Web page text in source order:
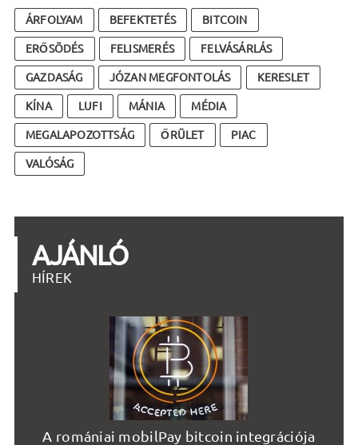
ÁRFOLYAM BEFEKTETÉS BITCOIN
ERŐSÖDÉS FELISMERÉS FELVÁSÁRLÁS
GAZDASÁG JÓZAN MEGFONTOLÁS KERESLET
KÍNA LUFI MÁNIA MÉDIA
MEGALAPOZOTTSÁG ŐRÜLET PIAC
VALÓSÁG
AJÁNLÓ
HÍREK
A romániai mobilPay bitcoin integrációja